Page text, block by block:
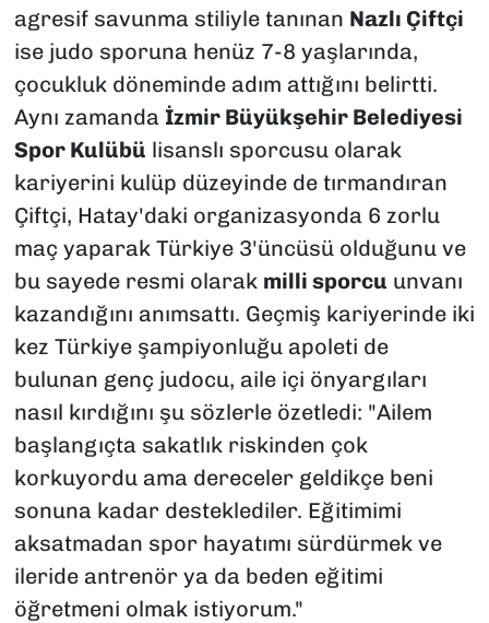
agresif savunma stiliyle tanınan Nazlı Çiftçi
ise judo sporuna henüz 7-8 yaşlarında,
çocukluk döneminde adım attığını belirtti.
Aynı zamanda İzmir Büyükşehir Belediyesi
Spor Kulübü lisanslı sporcusu olarak
kariyerini kulüp düzeyinde de tırmandıran
Çiftçi, Hatay'daki organizasyonda 6 zorlu
maç yaparak Türkiye 3'üncüsü olduğunu ve
bu sayede resmi olarak milli sporcu unvanı
kazandığını anımsattı. Geçmiş kariyerinde iki
kez Türkiye şampiyonluğu apoleti de
bulunan genç judocu, aile içi önyargıları
nasıl kırdığını şu sözlerle özetledi: "Ailem
başlangıçta sakatlık riskinden çok
korkuyordu ama dereceler geldikçe beni
sonuna kadar desteklediler. Eğitimimi
aksatmadan spor hayatımı sürdürmek ve
ileride antrenör ya da beden eğitimi
öğretmeni olmak istiyorum."